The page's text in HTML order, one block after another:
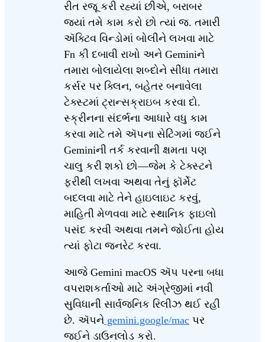
રીત રજૂ કરી રહ્યાં છીએ, બરાબર
જ્યાં તમે કામ કરો છો ત્યાં જ. તમારી
ઍક્ટિવ વિન્ડોમાં બોલીને લખવા માટે
Fn કી દબાવી રાખો અને Geminiને
તમારા બોલાયેલા શબ્દોને સીધા તમારા
કર્સર પર ક્લિન, બહેતર બનાવેલા
ટેક્સ્ટમાં ટ્રાન્સક્રાઇબ કરવા દો.
સ્ક્રીનના સંદર્ભના આધારે વધુ કામ
કરવા માટે તમે ઍપના સેટિંગમાં જઈને
Geminiની તર્ક કરવાની ક્ષમતા પણ
ચાલુ કરી શકો છો—જેમ કે ટેક્સ્ટને
ફરીથી લખવા અથવા તેનું ફૉર્મેટ
બદલવા માટે તેને હાઇલાઇટ કરવું,
માહિતી મેળવવા માટે સ્થાનિક ફાઇલો
પસંદ કરવી અથવા તમને જોઈતા હોય
ત્યાં ફોટા જનરેટ કરવા.
આજે Gemini macOS ઍપ પરના બધા
વપરાશકર્તાઓ માટે અંગ્રેજીમાં નવી
સુવિધાની સાર્વજનિક રિલીઝ થઈ રહી
છે. ઍપને gemini.google/mac પર
જઈને ડાઉનલોડ કરો.